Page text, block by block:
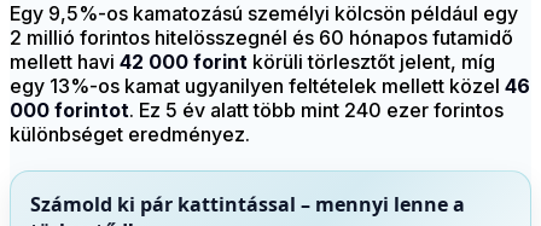
Egy 9,5%-os kamatozású személyi kölcsön például egy
2 millió forintos hitelösszegnél és 60 hónapos futamidő
mellett havi 42 000 forint körüli törlesztőt jelent, míg
egy 13%-os kamat ugyanilyen feltételek mellett közel 46
000 forintot. Ez 5 év alatt több mint 240 ezer forintos
különbséget eredményez.
Számold ki pár kattintással – mennyi lenne a